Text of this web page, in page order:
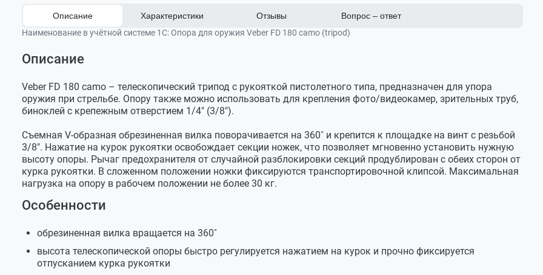
Описание Характеристики Отзывы
Вопрос – ответ
Наименование в учётной системе 1С:Опора для оружия Veber FD 180 camo (tripod)
Описание
Veber FD 180 camo – телескопический трипод с рукояткой пистолетного типа, предназначен для упора
оружия при стрельбе. Опору также можно использовать для крепления фото/видеокамер, зрительных труб,
биноклей с крепежным отверстием 1/4" (3/8").
Съемная V-образная обрезиненная вилка поворачивается на 360˚ и крепится к площадке на винт с резьбой
3/8". Нажатие на курок рукоятки освобождает секции ножек, что позволяет мгновенно установить нужную
высоту опоры. Рычаг предохранителя от случайной разблокировки секций продублирован с обеих сторон от
курка рукоятки. В сложенном положении ножки фиксируются транспортировочной клипсой. Максимальная
нагрузка на опору в рабочем положении не более 30 кг.
Особенности
обрезиненная вилка вращается на 360˚
высота телескопической опоры быстро регулируется нажатием на курок и прочно фиксируется
отпусканием курка рукоятки
Максимальная высота
Минимальная высота в
рабочем положении
58 см
Количество секций 2
Диаметр винта на
площадке
3/8" (1/4")
Длина в сложенном виде 110 см
Максимальная нагрузка 30 кг
Материал
Оставить отзыв
Задать вопрос